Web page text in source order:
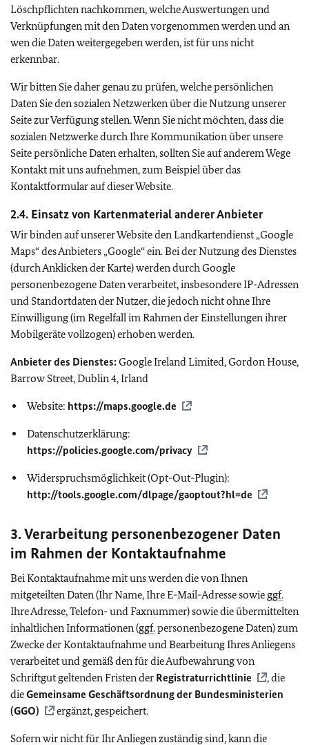
Löschpflichten nachkommen, welche Auswertungen und
Verknüpfungen mit den Daten vorgenommen werden und an
wen die Daten weitergegeben werden, ist für uns nicht
erkennbar.
Wir bitten Sie daher genau zu prüfen, welche persönlichen
Daten Sie den sozialen Netzwerken über die Nutzung unserer
Seite zur Verfügung stellen. Wenn Sie nicht möchten, dass die
sozialen Netzwerke durch Ihre Kommunikation über unsere
Seite persönliche Daten erhalten, sollten Sie auf anderem Wege
Kontakt mit uns aufnehmen, zum Beispiel über das
Kontaktformular auf dieser Website.
2.4. Einsatz von Kartenmaterial anderer Anbieter
Wir binden auf unserer Website den Landkartendienst „Google
Maps“ des Anbieters „Google“ ein. Bei der Nutzung des Dienstes
(durch Anklicken der Karte) werden durchGoogle
personenbezogene Daten verarbeitet, insbesondere IP-Adressen
und Standortdaten der Nutzer, die jedoch nicht ohne Ihre
Einwilligung (im Regelfall im Rahmen der Einstellungen ihrer
Mobilgeräte vollzogen) erhoben werden.
Anbieter des Dienstes:Google Ireland Limited, Gordon House,
Barrow Street, Dublin 4, Irland
Website: https://maps.google.de
Datenschutzerklärung:
https://policies.google.com/privacy
Widerspruchsmöglichkeit (Opt-Out-Plugin):
http://tools.google.com/dlpage/gaoptout?hl=de
3. Verarbeitung personenbezogener Daten
im Rahmen der Kontaktaufnahme
Bei Kontaktaufnahme mit uns werden die von Ihnen
mitgeteilten Daten (Ihr Name, Ihre E-Mail-Adresse sowie ggf.
Ihre Adresse, Telefon- und Faxnummer) sowie die übermittelten
inhaltlichen Informationen (ggf.personenbezogene Daten) zum
Zwecke der Kontaktaufnahme und Bearbeitung Ihres Anliegens
verarbeitet und gemäß den für die Aufbewahrung von
Schriftgut geltenden Fristen der Registraturrichtlinie
, die
dieGemeinsame Geschäftsordnung der Bundesministerien
(GGO)
ergänzt, gespeichert.
Sofern wir nicht für Ihr Anliegen zuständig sind, kann die